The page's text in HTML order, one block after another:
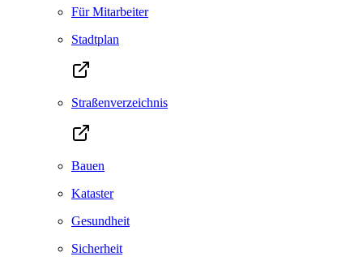
Für Mitarbeiter
Stadtplan
Straßenverzeichnis
Bauen
Kataster
Gesundheit
Sicherheit